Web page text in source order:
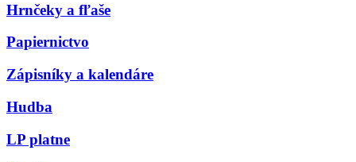
Hrnčeky a fľaše
Papiernictvo
Zápisníky a kalendáre
Hudba
LP platne